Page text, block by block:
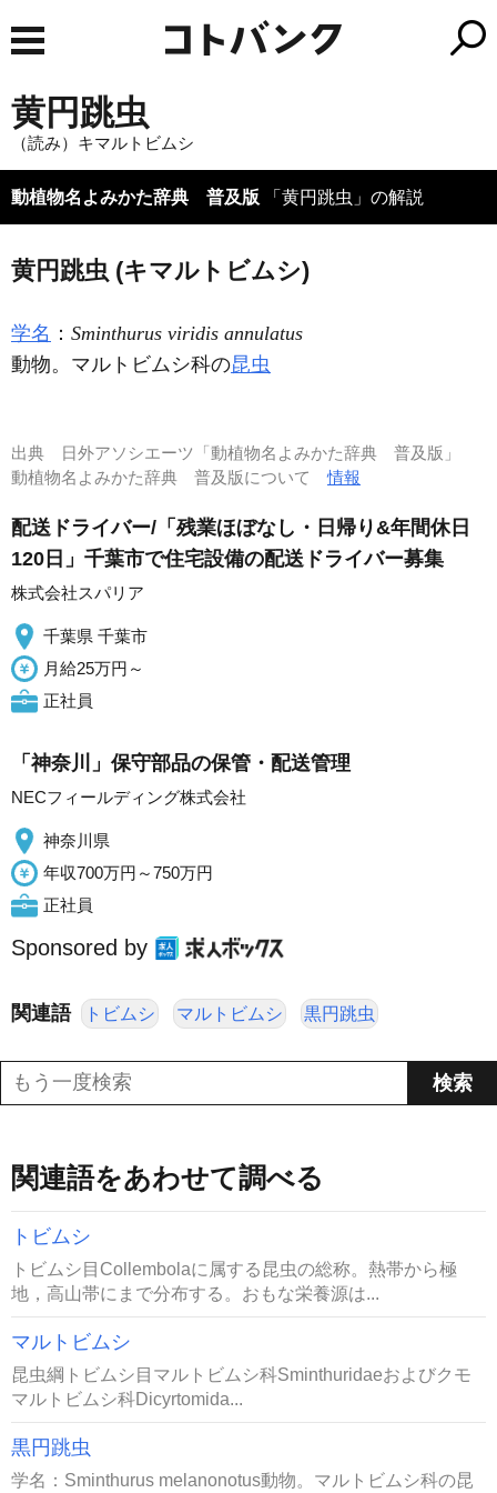
黄円跳虫
（読み）キマルトビムシ
動植物名よみかた辞典 普及版 「黄円跳虫」の解説
黄円跳虫 (キマルトビムシ)
学名 ： Sminthurus viridis annulatus
動物。マルトビムシ科の昆虫
出典
日外アソシエーツ「動植物名よみかた辞典 普及版」
動植物名よみかた辞典 普及版について情報
配送ドライバー/「残業ほぼなし・日帰り&年間休日
120日」千葉市で住宅設備の配送ドライバー募集
株式会社スパリア
千葉県 千葉市
月給25万円～
正社員
「神奈川」保守部品の保管・配送管理
NECフィールディング株式会社
神奈川県
年収700万円～750万円
正社員
Sponsored by
関連語 トビムシ マルトビムシ 黒円跳虫
関連語をあわせて調べる
トビムシ
トビムシ目Collembolaに属する昆虫の総称。熱帯から極
地，高山帯にまで分布する。おもな栄養源は...
マルトビムシ
昆虫綱トビムシ目マルトビムシ科Sminthuridaeおよびクモ
マルトビムシ科Dicyrtomida...
黒円跳虫
学名：Sminthurus melanonotus動物。マルトビムシ科の昆